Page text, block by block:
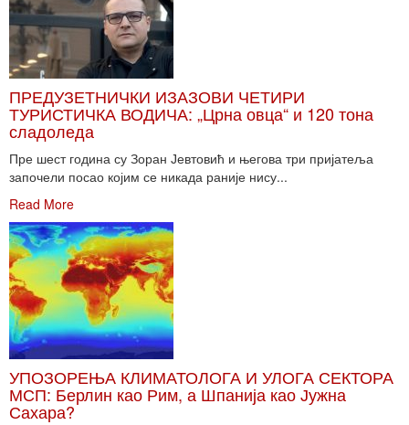
ПРЕДУЗЕТНИЧКИ ИЗАЗОВИ ЧЕТИРИ
ТУРИСТИЧКА ВОДИЧА: „Црна овца“ и 120 тона
сладоледа
Пре шест година су Зоран Јевтовић и његова три пријатеља
започели посао којим се никада раније нису...
Read More
УПОЗОРЕЊА КЛИМАТОЛОГА И УЛОГА СЕКТОРА
МСП: Берлин као Рим, а Шпанија као Јужна
Сахара?